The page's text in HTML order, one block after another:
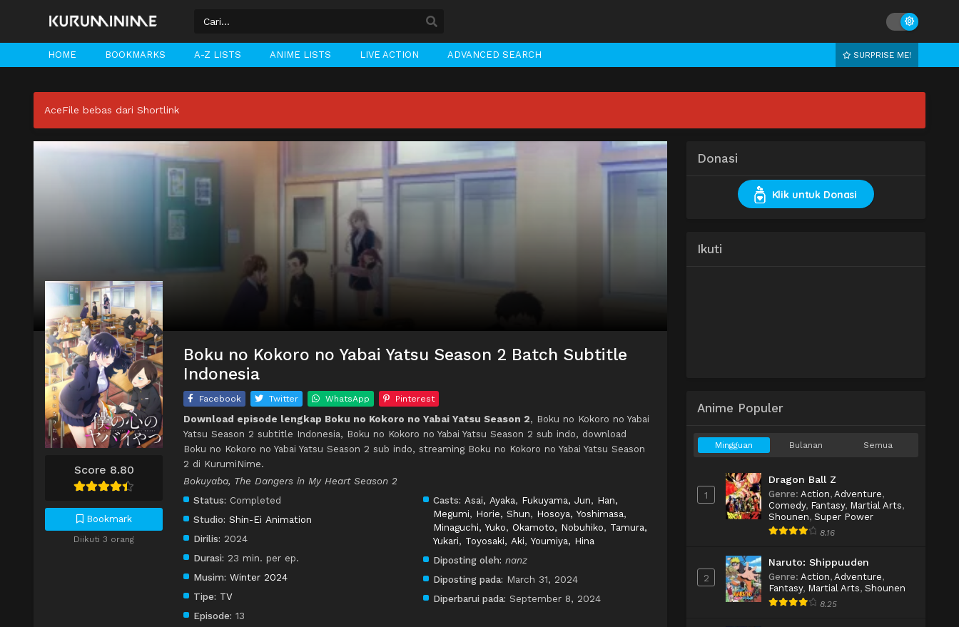
HOME BOOKMARKS A-Z LISTS ANIME LISTS LIVE ACTION ADVANCED SEARCH SURPRISE ME!
AceFile bebas dari Shortlink
Score 8.80
Bookmark
Diikuti 3 orang
Boku no Kokoro no Yabai Yatsu Season 2 Batch Subtitle
Indonesia
Facebook Twitter WhatsApp Pinterest
Download episode lengkap Boku no Kokoro no Yabai Yatsu Season 2, Boku no Kokoro no Yabai
Yatsu Season 2 subtitle Indonesia, Boku no Kokoro no Yabai Yatsu Season 2 sub indo, download
Boku no Kokoro no Yabai Yatsu Season 2 sub indo, streaming Boku no Kokoro no Yabai Yatsu Season
2 di KurumiNime.
Bokuyaba, The Dangers in My Heart Season 2
Status: Completed
Studio: Shin-Ei Animation
Dirilis: 2024
Durasi: 23 min. per ep.
Musim: Winter 2024
Tipe: TV
Episode: 13
Casts: Asai, Ayaka, Fukuyama, Jun, Han,
Megumi, Horie, Shun, Hosoya, Yoshimasa,
Minaguchi, Yuko, Okamoto, Nobuhiko, Tamura,
Yukari, Toyosaki, Aki, Youmiya, Hina
Diposting oleh: nanz
Diposting pada: March 31, 2024
Diperbarui pada: September 8, 2024
Donasi
Klik untuk Donasi
Ikuti
Anime Populer
Mingguan Bulanan Semua
1
Dragon Ball Z
Genre: Action, Adventure,
Comedy, Fantasy, Martial Arts,
Shounen, Super Power
8.16
2
Naruto: Shippuuden
Genre: Action, Adventure,
Fantasy, Martial Arts, Shounen
8.25